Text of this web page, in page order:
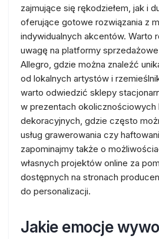
zajmujące się rękodziełem, jak i
oferujące gotowe rozwiązania z
indywidualnych akcentów. Warto
uwagę na platformy
Allegro, gdzie można znaleźć
od lokalnych artystów i
warto odwiedzić sklepy
w prezentach okolicznościowych
dekoracyjnych, gdzie często
usług grawerowania czy
zapominajmy także o
własnych projektów online za
dostępnych na stronach
do personalizacji.
Jakie emocje